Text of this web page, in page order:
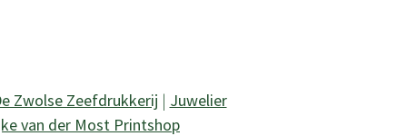
Zwolse Zeefdrukkerij | Juwelier
van der Most Printshop